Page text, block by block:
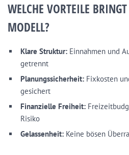
WELCHE VORTEILE
MODELL?
Klare Struktur: Einnahmen und
getrennt
Planungssicherheit: Fixkosten
gesichert
Finanzielle Freiheit:
Risiko
Gelassenheit: Keine bösen